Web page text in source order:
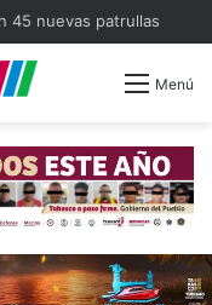
45 nuevas patrullas
Menú